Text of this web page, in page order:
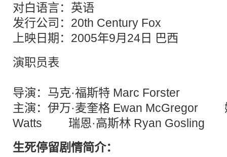
对白语言：英语
发行公司：20th Century Fox
上映日期：2005年9月24日 巴西
演职员表
导演：马克·福斯特 Marc Forster
主演：伊万·麦奎格 Ewan McGregor
Watts 瑞恩·高斯林 Ryan Gosling
生死停留剧情简介：